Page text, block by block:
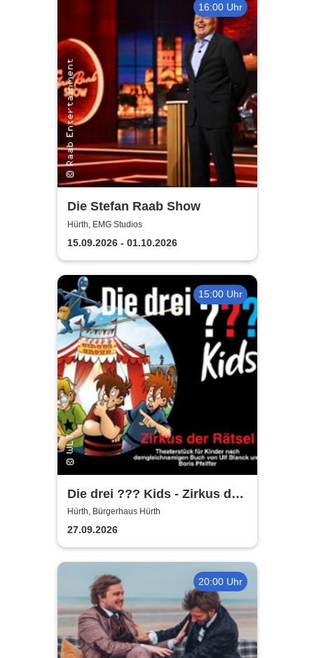
16:00 Uhr
Die Stefan Raab Show
Hürth, EMG Studios
15.09.2026 - 01.10.2026
15:00 Uhr
Die drei ??? Kids - Zirkus der
Rätsel | Bürgerhaus Hürth
Hürth, Bürgerhaus Hürth
27.09.2026
20:00 Uhr